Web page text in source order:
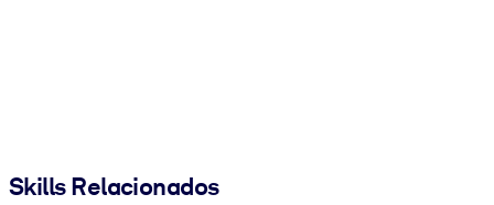
Skills Relacionados